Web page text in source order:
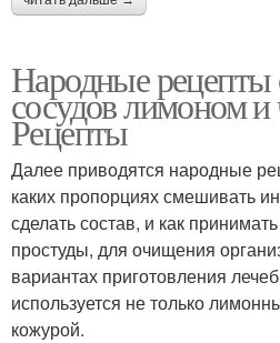
Народные
сосудов лимоном и
Рецепты
Далее приводятся народные
каких пропорциях смешивать
сделать состав, и как
простуды, для очищения
вариантах приготовления
используется не только
кожурой.